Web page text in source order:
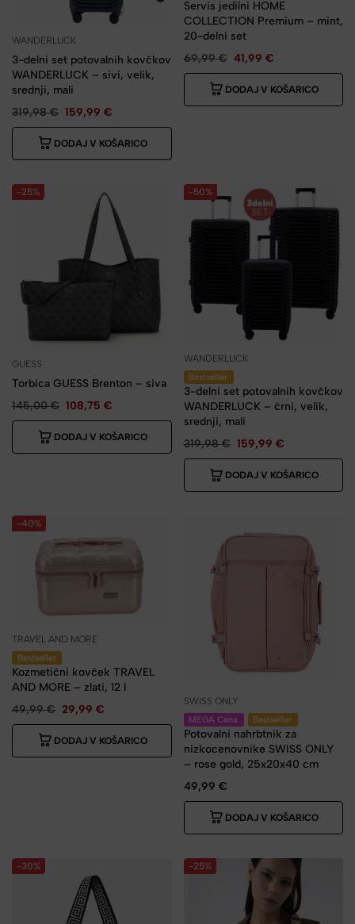
WANDERLUCK
3-delni set potovalnih kovčkov
WANDERLUCK – sivi, velik,
srednji, mali
319,98€ 159,99 €
DODAJ V KOŠARICO
Servis jedilni HOME
COLLECTION Premium – mint,
20-delni set
69,99€ 41,99 €
DODAJ V KOŠARICO
-25%
GUESS
Torbica GUESS Brenton – siva
145,00€ 108,75 €
DODAJ V KOŠARICO
-50%
WANDERLUCK
Bestseller
3-delni set potovalnih kovčkov
WANDERLUCK – črni, velik,
srednji, mali
319,98€ 159,99 €
DODAJ V KOŠARICO
-40%
TRAVEL AND MORE
Bestseller
Kozmetični kovček TRAVEL
AND MORE – zlati, 12 l
49,99€ 29,99 €
DODAJ V KOŠARICO
SWISS ONLY
MEGA Cena Bestseller
Potovalni nahrbtnik za
nizkocenovnike SWISS ONLY
– rose gold, 25x20x40 cm
49,99 €
DODAJ V KOŠARICO
-30% -25%